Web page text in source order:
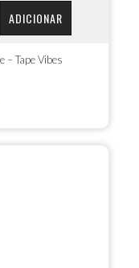
ADICIONAR
– Tape Vibes